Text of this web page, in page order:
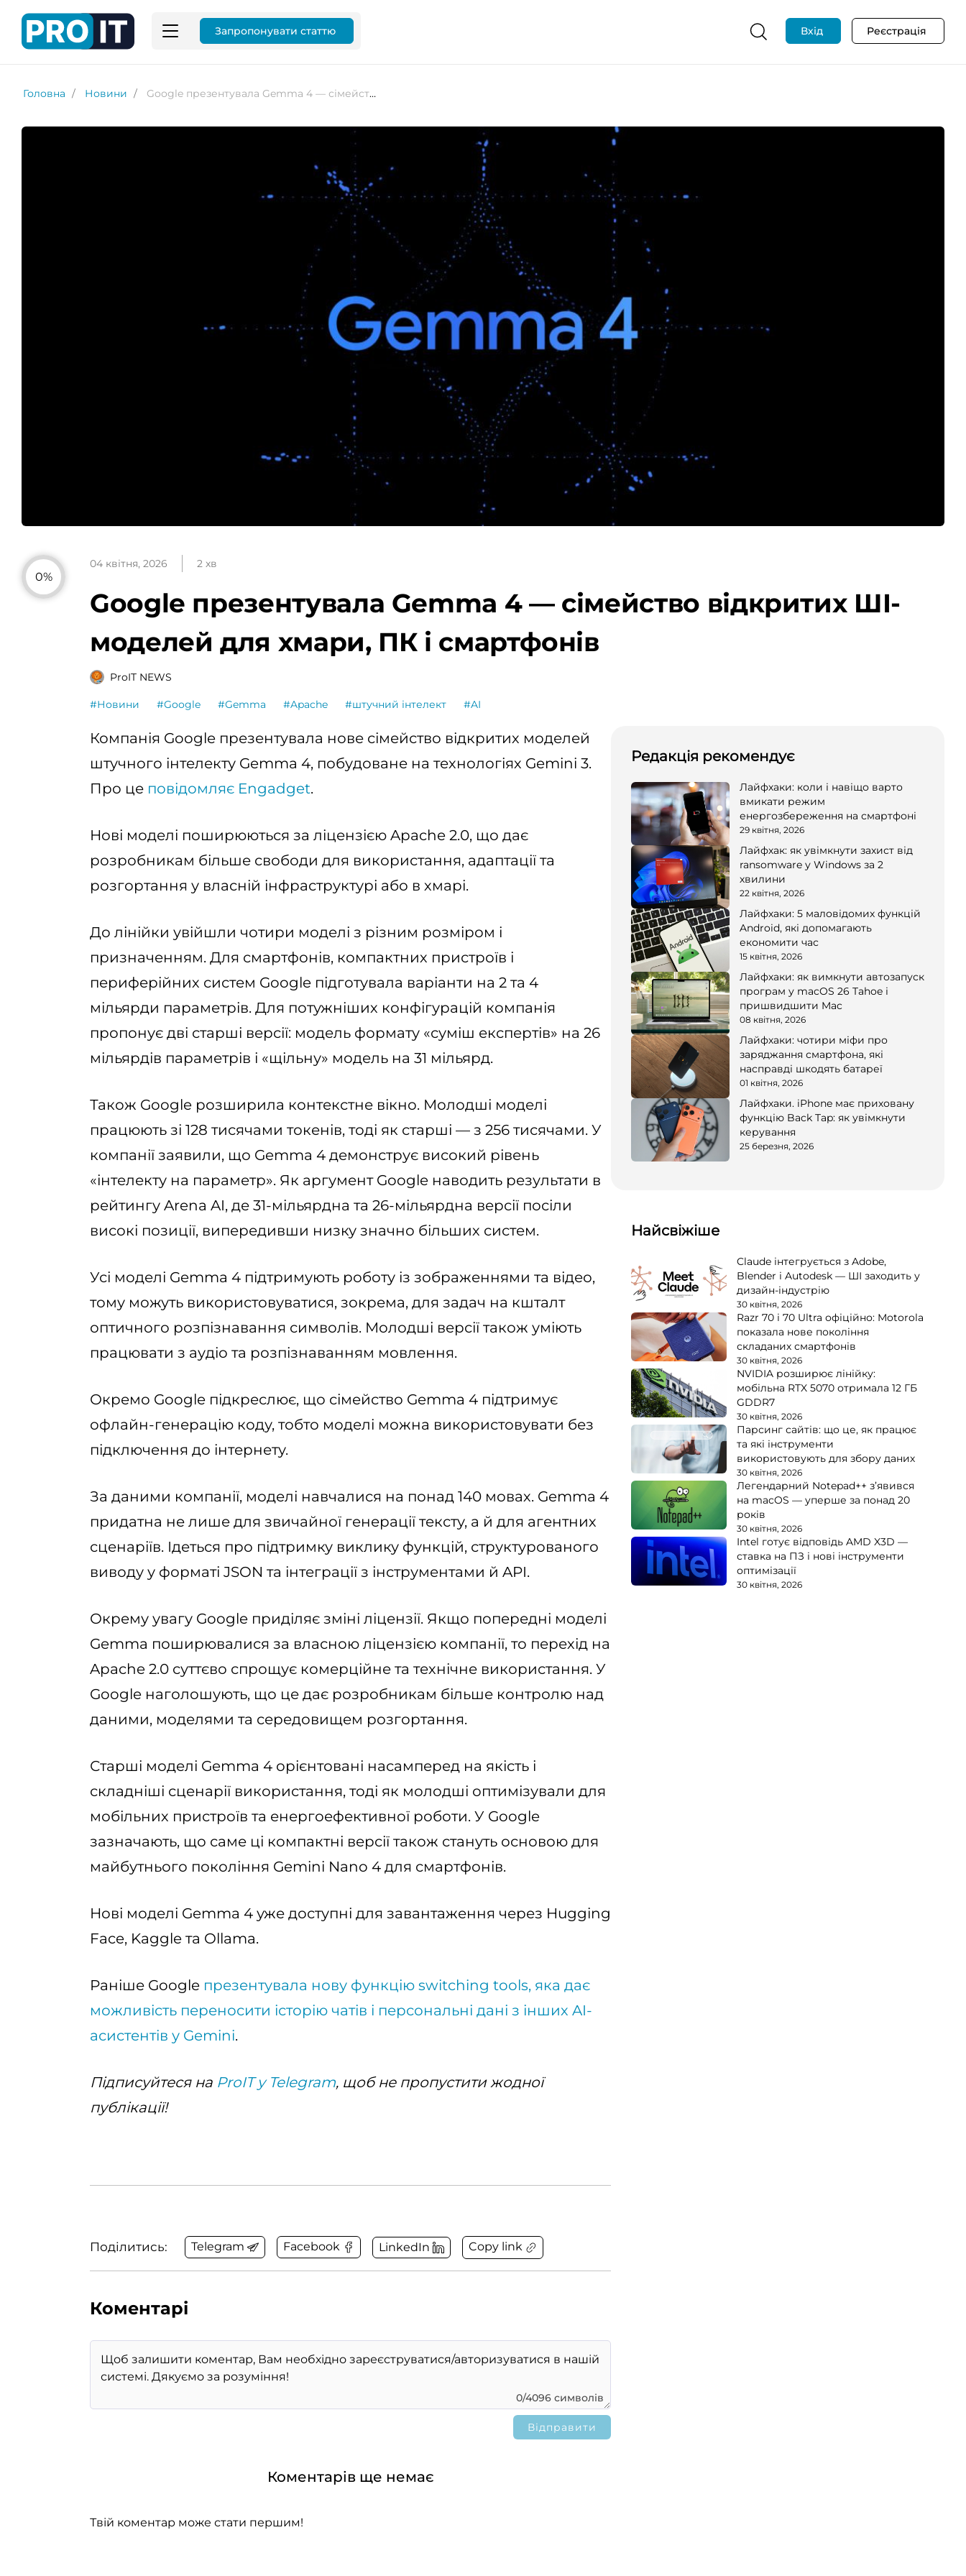
Запропонувати статтю Вхід Реєстрація
Головна Новини Google презентувала Gemma 4 — сімейство відкритих ШІ-моделей для хмари, ПК і смартфонів
0%
04 квітня, 2026 2 хв
Google презентувала Gemma 4 — сімейство відкритих ШІ-
моделей для хмари, ПК і смартфонів
ProIT NEWS
#Новини #Google #Gemma #Apache #штучний інтелект #AI
Компанія Google презентувала нове сімейство відкритих моделей
штучного інтелекту Gemma 4, побудоване на технологіях Gemini 3.
Про це повідомляє Engadget.
Нові моделі поширюються за ліцензією Apache 2.0, що дає
розробникам більше свободи для використання, адаптації та
розгортання у власній інфраструктурі або в хмарі.
До лінійки увійшли чотири моделі з різним розміром і
призначенням. Для смартфонів, компактних пристроїв і
периферійних систем Google підготувала варіанти на 2 та 4
мільярди параметрів. Для потужніших конфігурацій компанія
пропонує дві старші версії: модель формату «суміш експертів» на 26
мільярдів параметрів і «щільну» модель на 31 мільярд.
Також Google розширила контекстне вікно. Молодші моделі
працюють зі 128 тисячами токенів, тоді як старші — з 256 тисячами. У
компанії заявили, що Gemma 4 демонструє високий рівень
«інтелекту на параметр». Як аргумент Google наводить результати в
рейтингу Arena AI, де 31-мільярдна та 26-мільярдна версії посіли
високі позиції, випередивши низку значно більших систем.
Усі моделі Gemma 4 підтримують роботу із зображеннями та відео,
тому можуть використовуватися, зокрема, для задач на кшталт
оптичного розпізнавання символів. Молодші версії також уміють
працювати з аудіо та розпізнаванням мовлення.
Окремо Google підкреслює, що сімейство Gemma 4 підтримує
офлайн-генерацію коду, тобто моделі можна використовувати без
підключення до інтернету.
За даними компанії, моделі навчалися на понад 140 мовах. Gemma 4
придатна не лише для звичайної генерації тексту, а й для агентних
сценаріїв. Ідеться про підтримку виклику функцій, структурованого
виводу у форматі JSON та інтеграції з інструментами й API.
Окрему увагу Google приділяє зміні ліцензії. Якщо попередні моделі
Gemma поширювалися за власною ліцензією компанії, то перехід на
Apache 2.0 суттєво спрощує комерційне та технічне використання. У
Google наголошують, що це дає розробникам більше контролю над
даними, моделями та середовищем розгортання.
Старші моделі Gemma 4 орієнтовані насамперед на якість і
складніші сценарії використання, тоді як молодші оптимізували для
мобільних пристроїв та енергоефективної роботи. У Google
зазначають, що саме ці компактні версії також стануть основою для
майбутнього покоління Gemini Nano 4 для смартфонів.
Нові моделі Gemma 4 уже доступні для завантаження через Hugging
Face, Kaggle та Ollama.
Раніше Google презентувала нову функцію switching tools, яка дає
можливість переносити історію чатів і персональні дані з інших AI-
асистентів у Gemini.
Підписуйтеся на ProIT у Telegram, щоб не пропустити жодної
публікації!
Поділитись: Telegram Facebook LinkedIn Copy link
Коментарі
0/4096 символів
Коментарів ще немає
Твій коментар може стати першим!
Редакція рекомендує
Лайфхаки: коли і навіщо варто
вмикати режим
енергозбереження на смартфоні
29 квітня, 2026
Лайфхак: як увімкнути захист від
ransomware у Windows за 2
хвилини
22 квітня, 2026
Лайфхаки: 5 маловідомих функцій
Android, які допомагають
економити час
15 квітня, 2026
Лайфхаки: як вимкнути автозапуск
програм у macOS 26 Tahoe і
пришвидшити Mac
08 квітня, 2026
Лайфхаки: чотири міфи про
заряджання смартфона, які
насправді шкодять батареї
01 квітня, 2026
Лайфхаки. iPhone має приховану
функцію Back Tap: як увімкнути
керування
25 березня, 2026
Найсвіжіше
Claude інтегрується з Adobe,
Blender і Autodesk — ШІ заходить у
дизайн-індустрію
30 квітня, 2026
Razr 70 і 70 Ultra офіційно: Motorola
показала нове покоління
складаних смартфонів
30 квітня, 2026
NVIDIA розширює лінійку:
мобільна RTX 5070 отримала 12 ГБ
GDDR7
30 квітня, 2026
Парсинг сайтів: що це, як працює
та які інструменти
використовують для збору даних
30 квітня, 2026
Легендарний Notepad++ з’явився
на macOS — уперше за понад 20
років
30 квітня, 2026
Intel готує відповідь AMD X3D —
ставка на ПЗ і нові інструменти
оптимізації
30 квітня, 2026